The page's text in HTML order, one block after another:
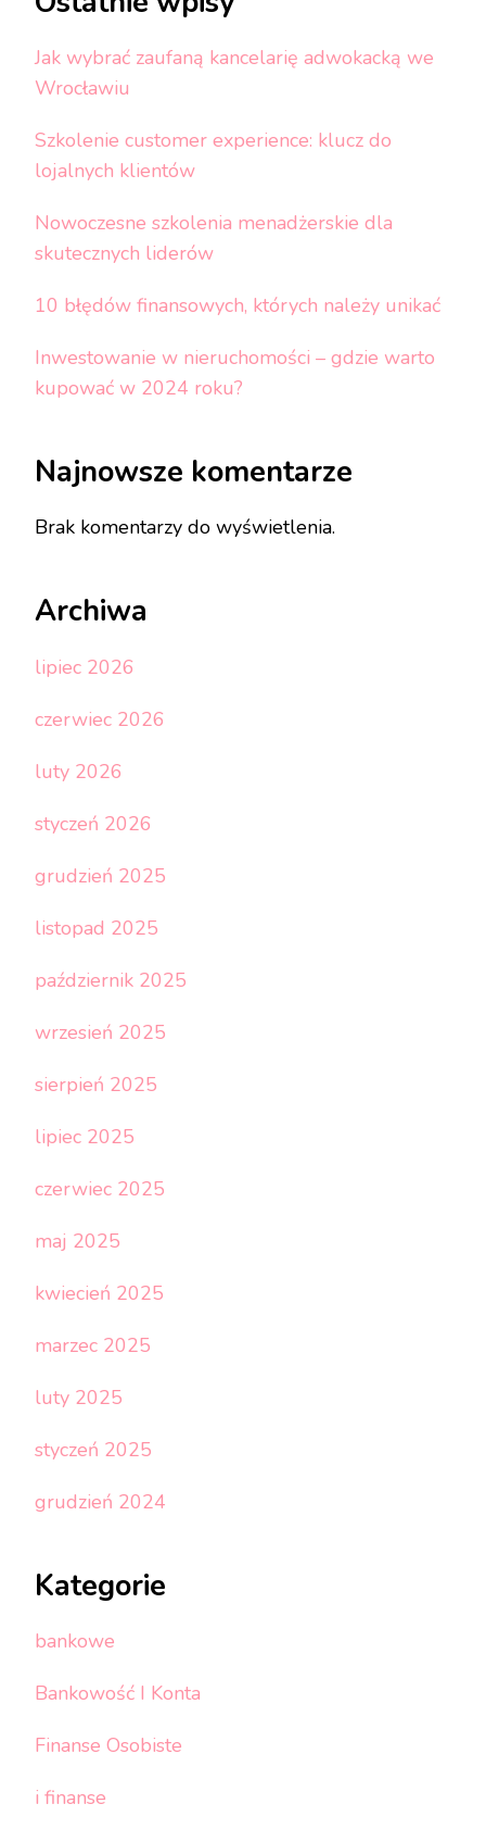
Jak wybrać zaufaną kancelarię adwokacką we
Wrocławiu
Szkolenie customer experience: klucz do
lojalnych klientów
Nowoczesne szkolenia menadżerskie dla
skutecznych liderów
10 błędów finansowych, których należy unikać
Inwestowanie w nieruchomości – gdzie warto
kupować w 2024 roku?
Najnowsze komentarze
Brak komentarzy do wyświetlenia.
Archiwa
lipiec 2026
czerwiec 2026
luty 2026
styczeń 2026
grudzień 2025
listopad 2025
październik 2025
wrzesień 2025
sierpień 2025
lipiec 2025
czerwiec 2025
maj 2025
kwiecień 2025
marzec 2025
luty 2025
styczeń 2025
grudzień 2024
Kategorie
bankowe
Bankowość I Konta
Finanse Osobiste
i finanse